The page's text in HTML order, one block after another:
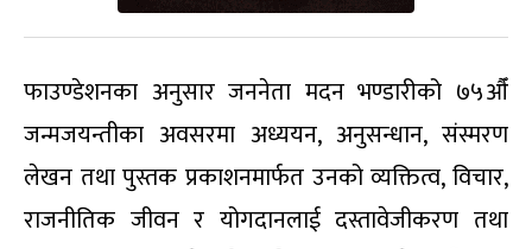
फाउण्डेशनका अनुसार जननेता मदन भण्डारीको ७५औँ
जन्मजयन्तीका अवसरमा अध्ययन, अनुसन्धान, संस्मरण
लेखन तथा पुस्तक प्रकाशनमार्फत उनको व्यक्तित्व, विचार,
राजनीतिक जीवन र योगदानलाई दस्तावेजीकरण तथा